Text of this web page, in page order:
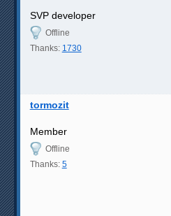
SVP developer
Offline
Thanks: 1730
tormozit
Member
Offline
Thanks: 5